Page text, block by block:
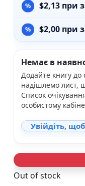
$2,13 при
$2,00 при
Немає в
Додайте книгу
надішлемо лист,
Список
особистому
Увійдіть,
Out of stock